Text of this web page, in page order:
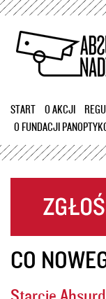
START O AKCJI
O FUNDACJI
CO